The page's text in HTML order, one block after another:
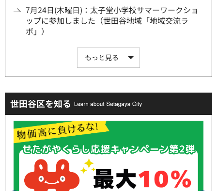
7月24日(木曜日)：太子堂小学校サマーワークショ
ップに参加しました（世田谷地域「地域交流ラ
ボ」）
もっと見る
世田谷区を知る